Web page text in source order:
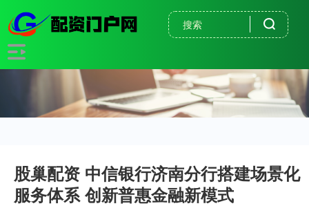
股巢配资 中信银行济南分行搭建场景化
服务体系 创新普惠金融新模式